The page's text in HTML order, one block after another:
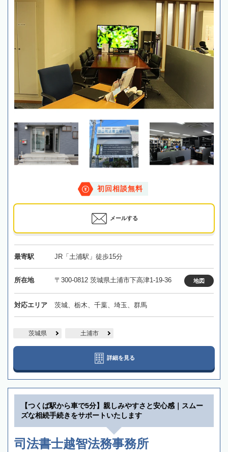
初回相談無料
メールする
最寄駅 JR「土浦駅」徒歩15分
所在地 〒300-0812 茨城県土浦市下高津1-19-36 地図
対応エリア 茨城、栃木、千葉、埼玉、群馬
茨城県 土浦市
詳細を見る
【つくば駅から車で5分】親しみやすさと安心感｜スムー
ズな相続手続きをサポートいたします
司法書士越智法務事務所